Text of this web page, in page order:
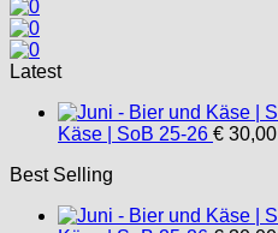
Latest
Käse | SoB 25-26 € 30,00
Best Selling